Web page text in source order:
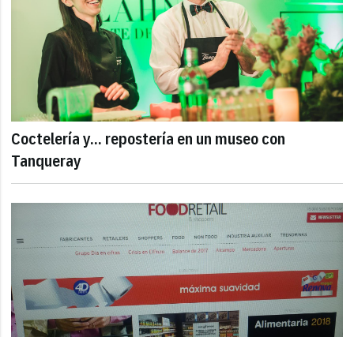
Coctelería y... repostería en un museo con
Tanqueray